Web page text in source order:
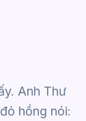
Anh Thư
hồng nói: